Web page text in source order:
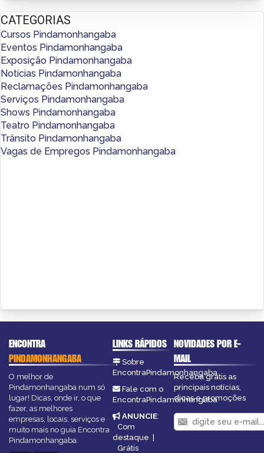
CATEGORIAS
Cursos Pindamonhangaba
Eventos Pindamonhangaba
Exposição Pindamonhangaba
Notícias Pindamonhangaba
Reclamações Pindamonhangaba
Serviços Pindamonhangaba
Shows Pindamonhangaba
Teatro Pindamonhangaba
Trânsito Pindamonhangaba
Vagas de Empregos Pindamonhangaba
ENCONTRA
PINDAMONHANGABA
O melhor de
Pindamonhangaba num só
lugar! Dicas, onde ir, o que
fazer, as melhores
empresas, locais, serviços e
muito mais no guia Encontra
Pindamonhangaba.
LINKS RÁPIDOS
Sobre
EncontraPindamonhangaba
Fale com o
EncontraPindamonhangaba
ANUNCIE:
Com
destaque |
Grátis
NOVIDADES POR E-
MAIL
Receba grátis as
principais notícias,
dicas e promoções